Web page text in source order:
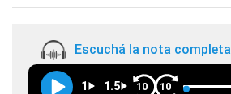
Escuchá la nota completa
1 1.5 10 10